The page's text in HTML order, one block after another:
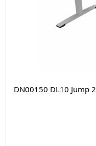
DN00150 DL10 Jump